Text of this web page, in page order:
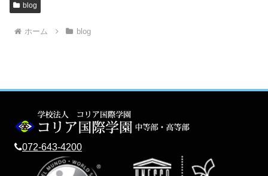
blog
ホーム blog
072-643-4200